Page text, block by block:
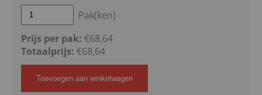
Pak(ken)
Prijs per pak: €68,64
Totaalprijs: €68,64
Toevoegen aan winkelwagen